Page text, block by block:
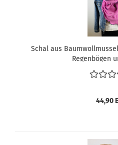
Schal aus
Regenbögen
44,90